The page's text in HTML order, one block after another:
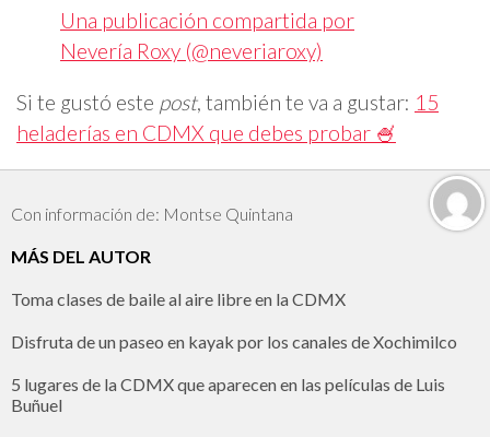
Una publicación compartida por
Nevería Roxy (@neveriaroxy)
Si te gustó este post, también te va a gustar: 15
heladerías en CDMX que debes probar 🍧
Con información de: Montse Quintana
MÁS DEL AUTOR
Toma clases de baile al aire libre en la CDMX
Disfruta de un paseo en kayak por los canales de Xochimilco
5 lugares de la CDMX que aparecen en las películas de Luis
Buñuel